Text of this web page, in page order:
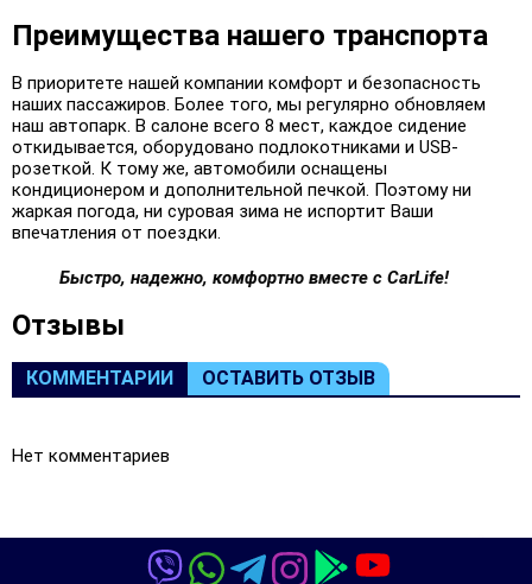
Преимущества нашего транспорта
В приоритете нашей компании комфорт и безопасность
наших пассажиров. Более того, мы регулярно обновляем
наш автопарк. В салоне всего 8 мест, каждое сидение
откидывается, оборудовано подлокотниками и USB-
розеткой. К тому же, автомобили оснащены
кондиционером и дополнительной печкой. Поэтому ни
жаркая погода, ни суровая зима не испортит Ваши
впечатления от поездки.
Быстро, надежно, комфортно вместе с CarLife!
Oтзывы
КОММЕНТАРИИ ОСТАВИТЬ ОТЗЫВ
Нет комментариев